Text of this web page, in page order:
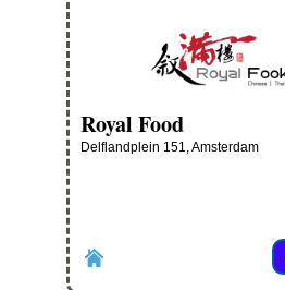
Royal Food
Delflandplein 151, Amsterdam